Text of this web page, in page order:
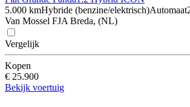
5.000 kmHybride (benzine/elektrisch)Automaat
Van Mossel FJA Breda, (NL)
Vergelijk
Kopen
€ 25.900
Bekijk voertuig